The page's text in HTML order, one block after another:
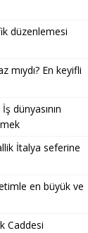
düzenlemesi
mıydı? En keyifli
dünyasının
İtalya seferine
en büyük ve
Caddesi